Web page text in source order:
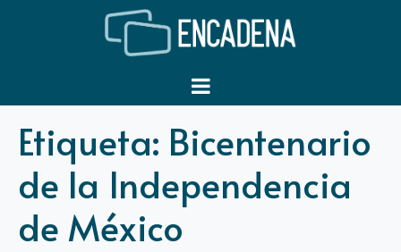
Etiqueta: Bicentenario
de la Independencia
de México